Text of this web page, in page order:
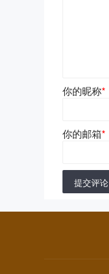
你的昵称*
你的邮箱*
提交评论